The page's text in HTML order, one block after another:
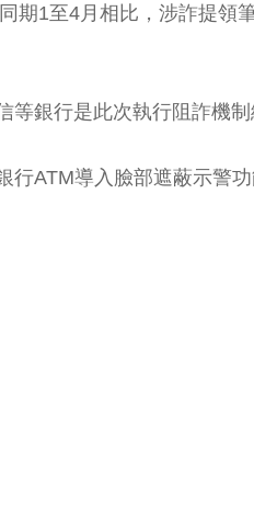
1至4月相比，涉詐提領
銀行是此次執行阻詐機制
ATM導入臉部遮蔽示警